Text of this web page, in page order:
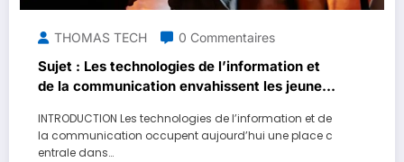
THOMAS TECH 0 Commentaires
Sujet : Les technologies de l’information et
de la communication envahissent les jeunes
INTRODUCTION Les technologies de l’information et de
la communication occupent aujourd’hui une place c
entrale dans…